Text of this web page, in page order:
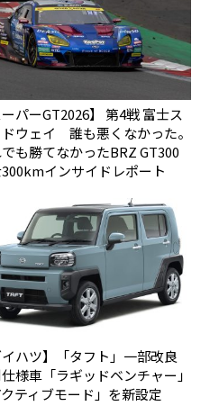
ーパーGT2026】 第4戦 富士ス
ドウェイ 誰も悪くなかった。
も勝てなかった――BRZ GT300
インサイドレポート
イハツ】「タフト」一部改良
様車「ラギッドベンチャー」
クティブモード」を新設定